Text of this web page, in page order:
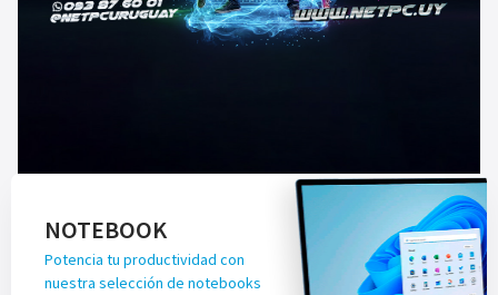
NOTEBOOK
Potencia tu productividad con
nuestra selección de notebooks